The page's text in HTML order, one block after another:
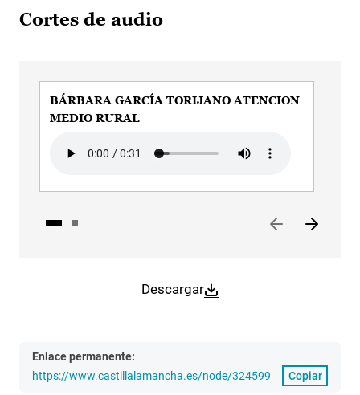
Cortes de audio
Descargar
BÁRBARA GARCÍA TORIJANO ATENCION
MEDIO RURAL
Enlace permanente:
https://www.castillalamancha.es/node/324599
Copiar